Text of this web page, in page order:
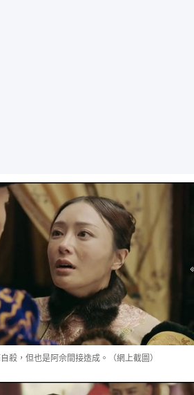
殺，但也是阿佘間接造成。（網上截圖）